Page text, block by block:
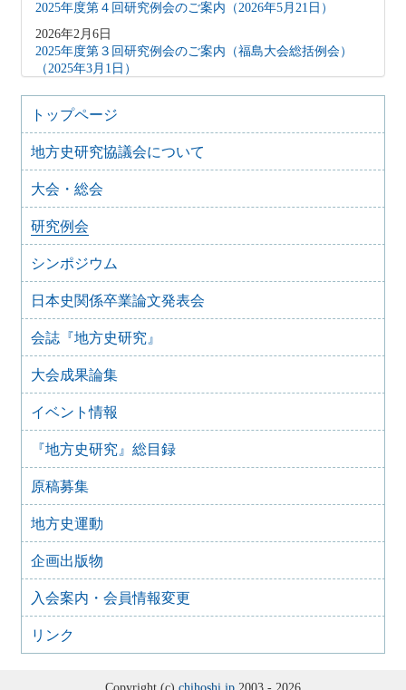
2025年度第４回研究例会のご案内（2026年5月21日）
2026年2月6日
2025年度第３回研究例会のご案内（福島大会総括例会）
（2025年3月1日）
2025年12月5日
2025年度第２回研究例会のご案内（伊予史談会との合同例
会）（2026年１月11日）
2025年10月7日
2025年度第１回研究例会のご案内（加能地域史研究会との
合同例会）（2025年11月8日）
2025年9月3日
2024年度第8回研究例会のご案内（2025年9月27日）
2025年6月5日
20日）
2025年6月5日
2024年度第6回研究例会（2025年7月12日）
2025年5月12日
2024年度第5回研究例会（2025年5月30日）
2025年2月27日
2025年1月21日
2024年度第3回研究例会（兵庫大会総括例会）（2025年2月
23日）
2024年度第２回研究例会（2025年１月22日）
2024年10月10日
2024年度第1回研究例会（交通史学会との合同例会）
（2024年11月10日）
2024年8月10日
2023年度第8回研究例会（那須文化研究会との合同例会）
（2024年9月15日）
トップページ
地方史研究協議会について
大会・総会
研究例会
シンポジウム
日本史関係卒業論文発表会
会誌『地方史研究』
大会成果論集
イベント情報
『地方史研究』総目録
原稿募集
地方史運動
企画出版物
入会案内・会員情報変更
リンク